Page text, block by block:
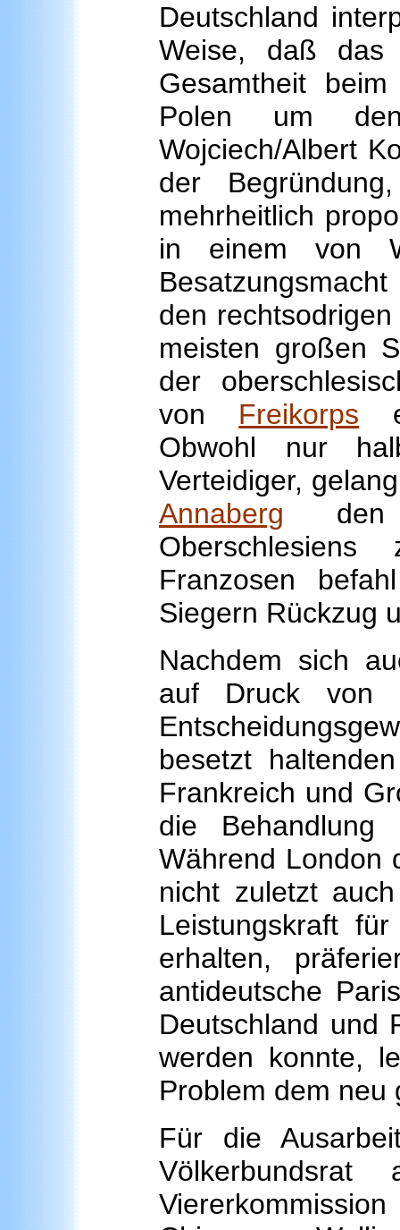
Deutschland
Weise, daß das
Gesamtheit
Polen um den
Wojciech/Albert
der
mehrheitlich
in einem von
den
meisten großen
der
von Freikorps
Obwohl nur
Verteidiger,
Annaberg den
Franzosen
Siegern Rückzug
Nachdem sich
auf Druck von
besetzt
Frankreich und
die Behandlung
Während London
nicht zuletzt
Leistungskraft
erhalten,
antideutsche
Deutschland und
werden konnte,
Problem dem neu
Für die